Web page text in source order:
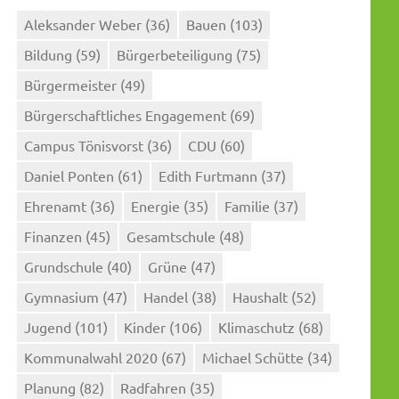
Aleksander Weber (36) Bauen (103)
Bildung (59) Bürgerbeteiligung (75)
Bürgermeister (49)
Bürgerschaftliches Engagement (69)
Campus Tönisvorst (36) CDU (60)
Daniel Ponten (61) Edith Furtmann (37)
Ehrenamt (36) Energie (35) Familie (37)
Finanzen (45) Gesamtschule (48)
Grundschule (40) Grüne (47)
Gymnasium (47) Handel (38) Haushalt (52)
Jugend (101) Kinder (106) Klimaschutz (68)
Kommunalwahl 2020 (67) Michael Schütte (34)
Planung (82) Radfahren (35)